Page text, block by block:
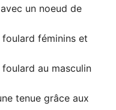
un noeud de
féminins et
au masculin
tenue grâce aux